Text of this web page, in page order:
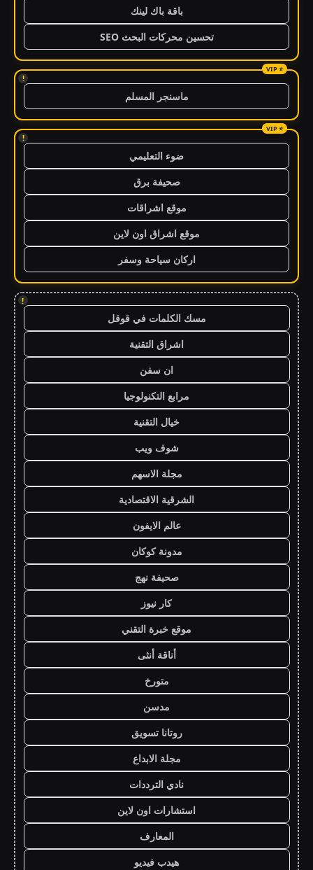
باقة باك لينك
تحسين محركات البحث SEO
!
ماسنجر المسلم
!
ضوء التعليمي
صحيفة برق
موقع اشراقات
موقع اشراق اون لاين
اركان سياحة وسفر
!
مسك الكلمات في قوقل
اشراق التقنية
ان سفن
مرابع التكنولوجيا
خيال التقنية
شوف ويب
مجلة الاسهم
الشرقية الاقتصادية
عالم الايفون
مدونة كوكان
صحيفة نهج
كار نيوز
موقع خبرة التقني
أناقة أنثى
متورخ
مدسن
روتانا تسويق
مجلة الابداع
نادي الترددات
استشارات اون لاين
المعارف
هيدب فيديو